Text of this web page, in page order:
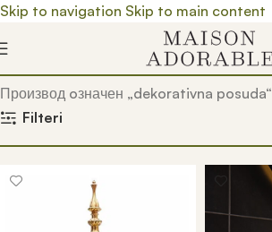
Skip to navigation Skip to main content
Почетна/ Prodavnica/
Производ oзначен „dekorativna posuda“
Filteri